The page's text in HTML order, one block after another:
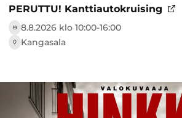
PERUTTU! Kanttiautokruising
8.8.2026 klo 10:00-16:00
Kangasala